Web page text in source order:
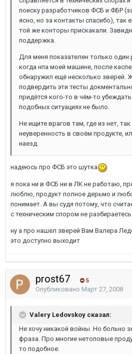
поиску разработчиков ФСБ и ФБР
ясно, но за контакты спасибо), так
той же конторы прискакали.
поддержка.
Для меня показателен только один
когда нпа моей машине, после
обнаружил ещё несколько зверей.
подвердить эти тесты
придётся кого-то в чём-то
подобных ситуациях не было.
Не ищите врагов там, где из нет,
неуверенность в своём продукте,
наезд.
надеюсь про ФСБ это шутка
я пока ни в ФСБ ни в ЛК не работаю,
люблю, продукт полное дерьмо и
понимает. А вы судя потому, что
с техническим спором не разбираетесь.
ну а про нашел зверей Вам Валера
это доступно выходит
prost67 5
Опубликовано Март 27, 2008
Valery Ledovskoy сказал:
Не хочу никакой войны. Но больно
фраза. Про многие нетоповые
то подобное.